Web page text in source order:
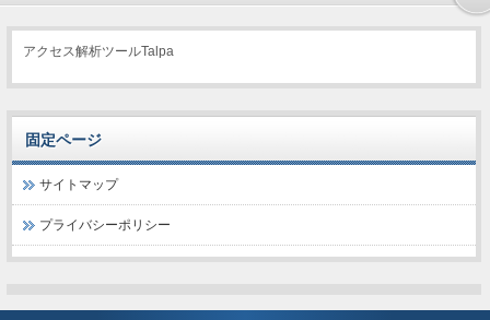
アクセス解析ツールTalpa
固定ページ
サイトマップ
プライバシーポリシー